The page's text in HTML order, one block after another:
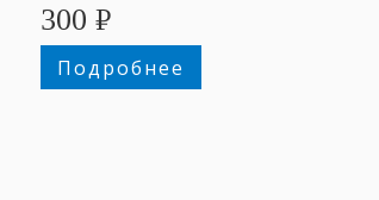
300 ₽
Подробнее